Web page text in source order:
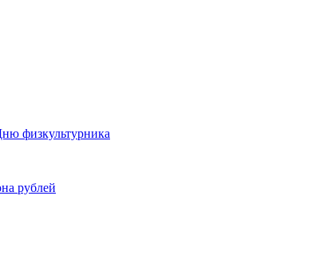
физкультурника
рублей